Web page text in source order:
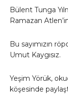
Bülent Tunga
Ramazan
Bu sayımızın
Umut Kaygısız.
Yeşim Yörük,
köşesinde